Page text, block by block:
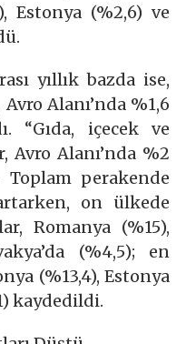
Estonya (%2,6) ve
yıllık bazda ise,
Alanı’nda %1,6
“Gıda, içecek ve
Avro Alanı’nda %2
Toplam perakende
on ülkede
Romanya (%15),
(%4,5); en
(%13,4), Estonya
kaydedildi.